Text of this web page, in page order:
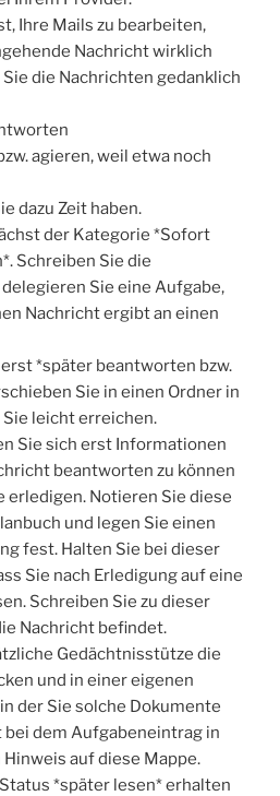
Ihre Mails zu bearbeiten,
Nachricht wirklich
die Nachrichten gedanklich
agieren, weil etwa noch
dazu Zeit haben.
der Kategorie *Sofort
Schreiben Sie die
Sie eine Aufgabe,
Nachricht ergibt an einen
*später beantworten bzw.
Sie in einen Ordner in
leicht erreichen.
Sie sich erst Informationen
beantworten zu können
erledigen. Notieren Sie diese
und legen Sie einen
fest. Halten Sie bei dieser
Sie nach Erledigung auf eine
Schreiben Sie zu dieser
Nachricht befindet.
Gedächtnisstütze die
und in einer eigenen
der Sie solche Dokumente
bei dem Aufgabeneintrag in
auf diese Mappe.
*später lesen* erhalten